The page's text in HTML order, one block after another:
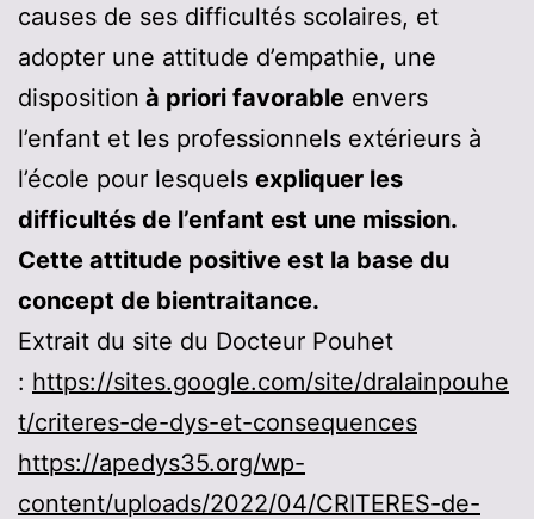
causes de ses difficultés scolaires, et
adopter une attitude d’empathie, une
disposition à priori favorable envers
l’enfant et les professionnels extérieurs à
l’école pour lesquels expliquer les
difficultés de l’enfant est une mission.
Cette attitude positive est la base du
concept de bientraitance.
Extrait du site du Docteur Pouhet
: https://sites.google.com/site/dralainpouhe
t/criteres-de-dys-et-consequences
https://apedys35.org/wp-
content/uploads/2022/04/CRITERES-de-